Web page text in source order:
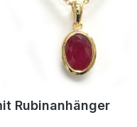
Rubinanhänger